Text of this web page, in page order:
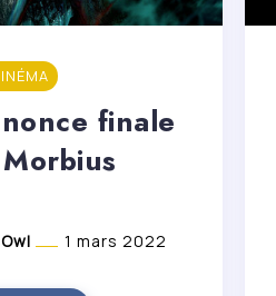
finale
1 mars 2022